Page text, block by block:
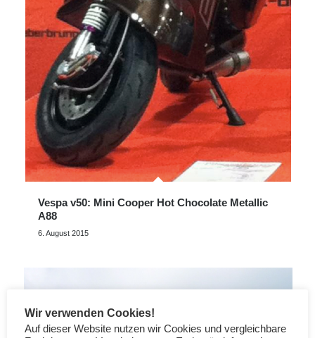
Vespa v50: Mini Cooper Hot Chocolate Metallic
A88
6. August 2015
Wir verwenden Cookies!
Auf dieser Website nutzen wir Cookies und vergleichbare